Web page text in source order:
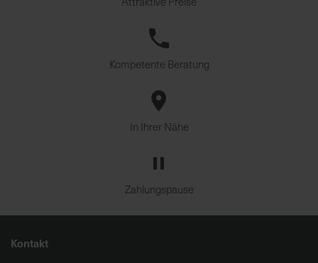
Kompetente Beratung
In Ihrer Nähe
Zahlungspause
Kontakt